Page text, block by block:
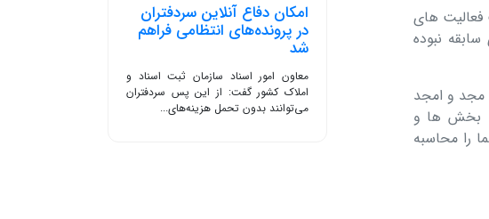
های
نبوده
مجد و امجد
بخش ها و
را محاسبه
امکان دفاع آنلاین سردفتران
در پرونده‌های انتظامی فراهم
شد
معاون امور اسناد سازمان ثبت اسناد و
املاک کشور گفت: از این پس سردفتران
می‌توانند بدون تحمل هزینه‌های...